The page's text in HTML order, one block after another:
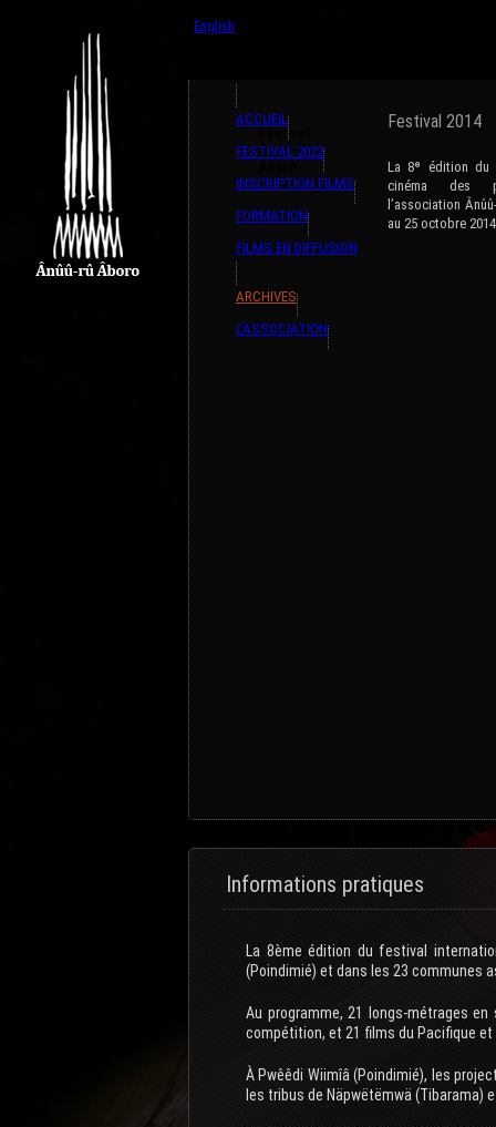
English
ACCUEIL
FESTIVAL 2022
INSCRIPTION FILMS
FORMATION
FILMS EN DIFFUSION
ARCHIVES
L’ASSOCIATION
Festival
Ânûû-Rû
2014
Festival 2014
La 8ᶱ édition du
cinéma des
l’association
au 25 octobre
Informations pratiques
La 8ème édition du festival
(Poindimié) et dans les 23 communes
Au programme, 21 longs-métrages
compétition, et 21 films du Pacifique et
À Pwêêdi Wiimîâ (Poindimié), les
les tribus de Näpwëtëmwä (Tibarama)